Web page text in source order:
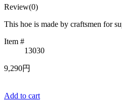
Review(0)
This hoe is made by craftsmen for
Item #
13030
9,290円
Add to cart